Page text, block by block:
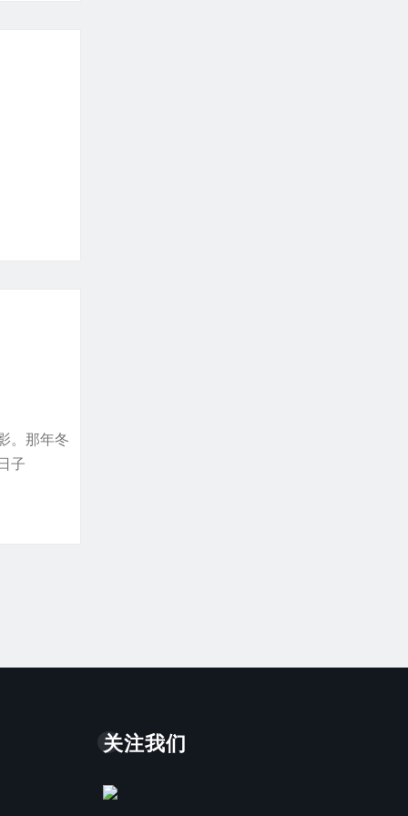
。那年冬
子
关注我们